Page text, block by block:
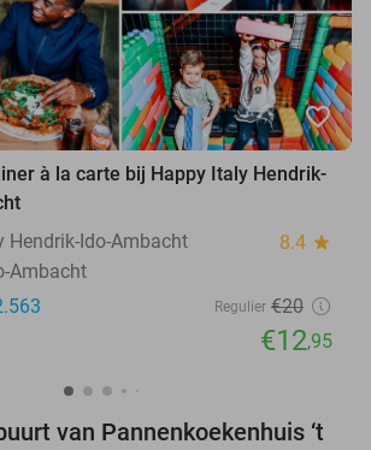
favorite_border
à la carte bij Happy Italy Hendrik-
Hendrik-Ido-Ambacht
8.4 star
Ambacht
Regulier €20
€12,95
van Pannenkoekenhuis ‘t